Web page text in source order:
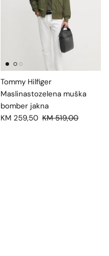
Tommy Hilfiger
Maslinastozelena muška
bomber jakna
KM 259,50 KM 519,00